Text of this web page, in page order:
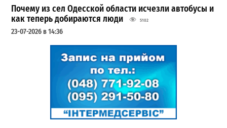
Почему из сел Одесской области исчезли автобусы и
как теперь добираются люди
5102
23-07-2026 в 14:36